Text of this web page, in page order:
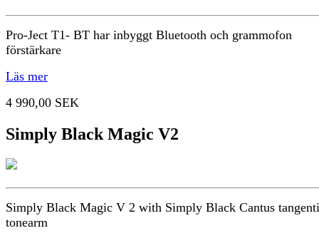
Pro-Ject T1- BT har inbyggt Bluetooth och grammofon
förstärkare
Läs mer
4 990,00 SEK
Simply Black Magic V2
Simply Black Magic V 2 with Simply Black Cantus
tonearm